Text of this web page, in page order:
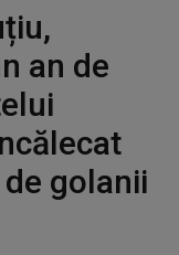
an de
golanii